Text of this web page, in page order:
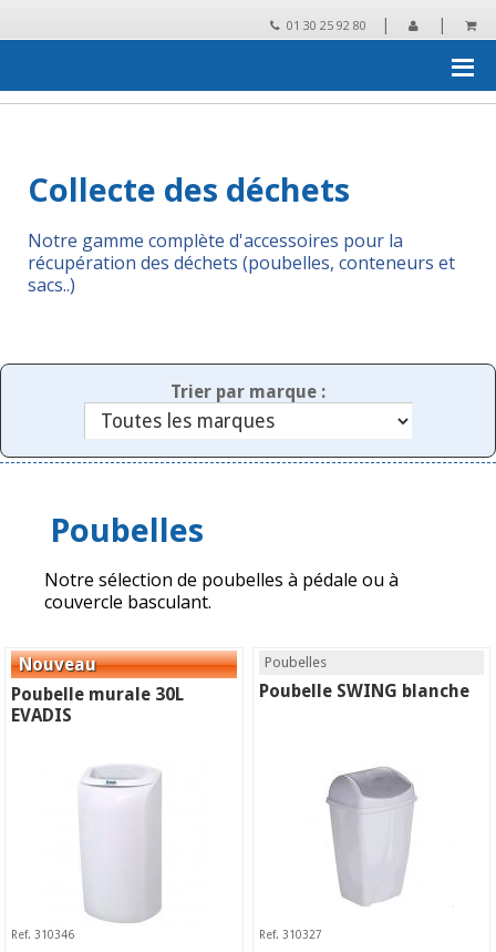
01 30 25 92 80 | |
Collecte des
Collecte des déchets
Notre gamme complète d'accessoires pour la
récupération des déchets (poubelles, conteneurs et
sacs..)
Trier par marque :
Poubelles
Notre sélection de poubelles à pédale ou à
couvercle basculant.
Poubelle murale 30L
EVADIS
Ref. 310346
Poubelles
Poubelle SWING blanche
Ref. 310327